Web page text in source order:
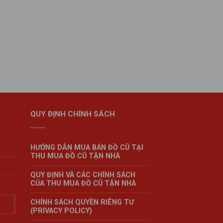
QUY ĐỊNH CHÍNH SÁCH
HƯỚNG DẪN MUA BÁN ĐỒ CŨ TẠI
THU MUA ĐỒ CŨ TẬN NHÀ
QUY ĐỊNH VÀ CÁC CHÍNH SÁCH
CỦA THU MUA ĐỒ CŨ TẬN NHÀ
CHÍNH SÁCH QUYỀN RIÊNG TƯ
(PRIVACY POLICY)